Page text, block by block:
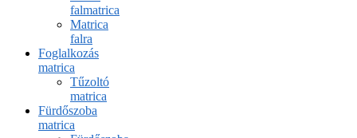
falmatrica
Matrica
falra
Foglalkozás
matrica
Tűzoltó
matrica
Fürdőszoba
matrica